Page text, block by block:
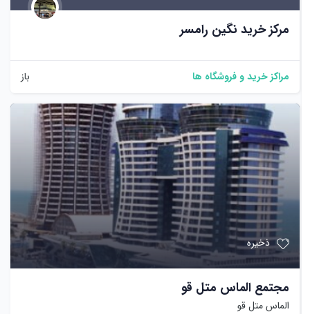
مرکز خرید نگین رامسر
مراکز خرید و فروشگاه ها باز
ذخیره
مجتمع الماس متل قو
الماس متل قو